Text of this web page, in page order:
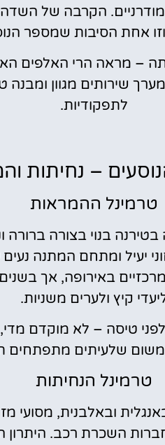
אחת הסיבות שמספר
– מראה הרי האלפים
שירותים מגוון
לתפקודיות.
– נחיתות
טרמינל ההמראות
בנוי בצורה ברורה
יעיל ומתחם המתנה
באירופה, אך
קיץ ולערים משניות.
לפני טיסה – לא מוקדם
שלעיתים מתפתחים
טרמינל הנחיתות
ובאלבנית, מסועי
השכרת רכב. היתרון